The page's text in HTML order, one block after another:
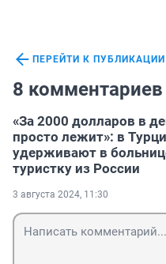
ПЕРЕЙТИ К ПУБЛИКАЦИИ
8
«За 2000 долларов в
просто лежит»: в
удерживают в
туристку из России
3 августа 2024, 11:30